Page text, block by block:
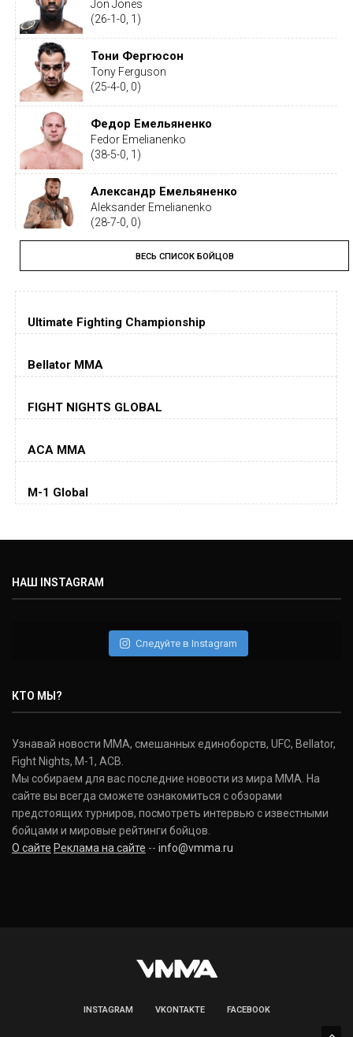
Jon Jones
(26-1-0, 1)
Тони Фергюсон
Tony Ferguson
(25-4-0, 0)
Федор Емельяненко
Fedor Emelianenko
(38-5-0, 1)
Александр Емельяненко
Aleksander Emelianenko
(28-7-0, 0)
Тайрон Вудли
Tyron Woodley
(19-5-1, 0)
Дастин Порье
(26-6-0, 1)
Jorge Masvidal
Колби Ковингтон
Дэниель Кормье
(22-2-0, 1)
Donald Cerrone
(36-15-0, 1)
Исраэль Адесанья
Israel Adesanya
(19-0-0, 0)
ВЕСЬ СПИСОК БОЙЦОВ
Ultimate Fighting Championship
Bellator MMA
FIGHT NIGHTS GLOBAL
ACA MMA
M-1 Global
НАШ INSTAGRAM
Следуйте в Instagram
КТО МЫ?
Узнавай новости ММА, смешанных единоборств, UFC, Bellator,
Fight Nights, M-1, ACB.
Мы собираем для вас последние новости из мира ММА. На
сайте вы всегда сможете ознакомиться с обзорами
предстоящих турниров, посмотреть интервью с известными
бойцами и мировые рейтинги бойцов.
О сайте Реклама на сайте -- info@vmma.ru
INSTAGRAM VKONTAKTE FACEBOOK